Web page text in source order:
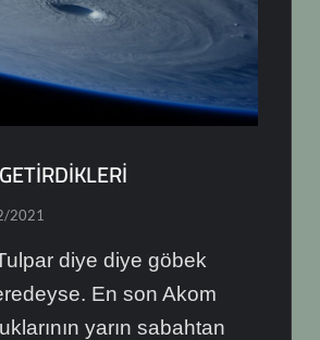
2021
diye diye göbek
En son Akom
yarın sabahtan